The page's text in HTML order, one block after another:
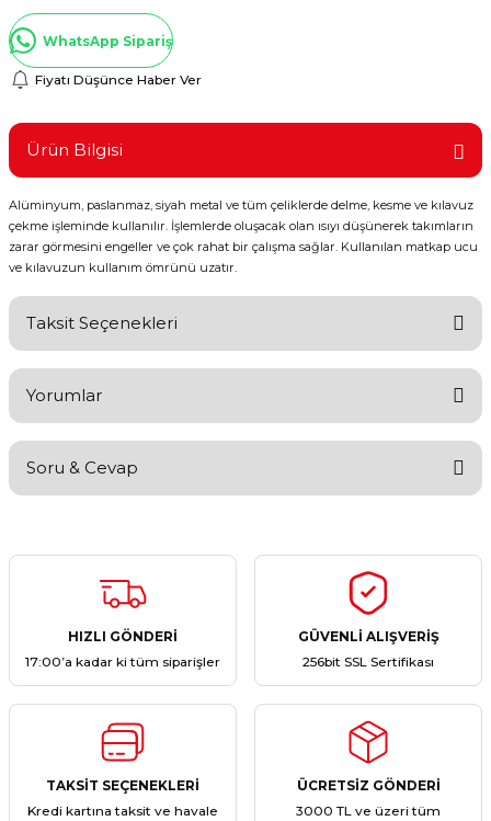
WhatsApp Sipariş
Fiyatı Düşünce Haber Ver
Ürün Bilgisi
Alüminyum, paslanmaz, siyah metal ve tüm çeliklerde delme, kesme ve kılavuz
çekme işleminde kullanılır. İşlemlerde oluşacak olan ısıyı düşünerek takımların
zarar görmesini engeller ve çok rahat bir çalışma sağlar. Kullanılan matkap ucu
ve kılavuzun kullanım ömrünü uzatır.
Taksit Seçenekleri
Yorumlar
Yorum Yaz
Soru & Cevap
Ürün hakkında henüz soru sorulmamış.
HIZLI GÖNDERİ
17:00’a kadar ki tüm siparişler
GÜVENLİ ALIŞVERİŞ
256bit SSL Sertifikası
TAKSİT SEÇENEKLERİ
Kredi kartına taksit ve havale
ÜCRETSİZ GÖNDERİ
3000 TL ve üzeri tüm